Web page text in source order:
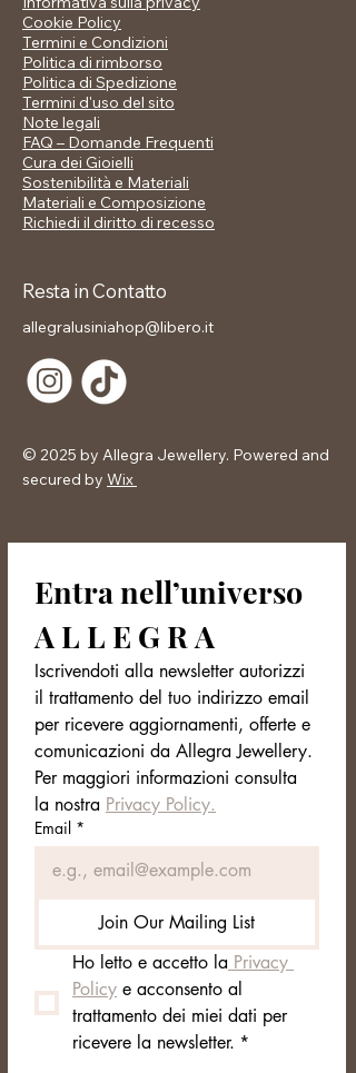
francese, pensato per illuminare il tuo
décolleté con grazia e stile.
📋 Scheda tecnica:
Materiale: lega metallica
Placcatura: oro
Pendente: stella lucida in rilievo
Chiusura: moschettone regolabile
Finitura: brillante, effetto specchio
Cookie Policy
Termini e Condizioni
Politica di rimborso
Politica di Spedizione
Termini d'uso del sito
Note legali
FAQ – Domande Frequenti
Cura dei Gioielli
Sostenibilità e Materiali
Materiali e Composizione
Richiedi il diritto di recesso
Resta in Contatto
allegralusiniahop@libero.it
© 2025 by Allegra Jewellery. Powered and
secured by Wix
Entra nell’universo
A L L E G R A
Iscrivendoti alla newsletter autorizzi
il trattamento del tuo indirizzo email
per ricevere aggiornamenti, offerte e
comunicazioni da Allegra Jewellery.
Per maggiori informazioni consulta
la nostra Privacy Policy.
Email *
Join Our Mailing List
Ho letto e accetto la Privacy
Policy e acconsento al
trattamento dei miei dati per
ricevere la newsletter. *